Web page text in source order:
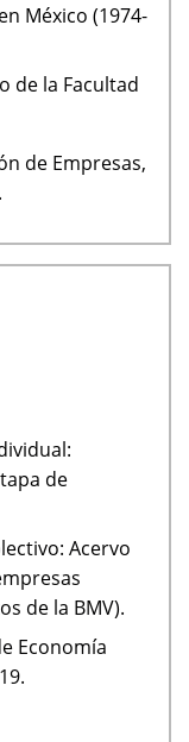
México (1974-
de la Facultad
de Empresas,
de
Acervo
de la BMV).
Economía